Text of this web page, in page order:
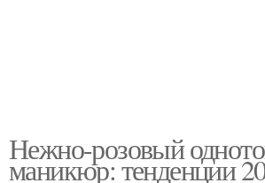
Нежно-розовый
маникюр: тенденции